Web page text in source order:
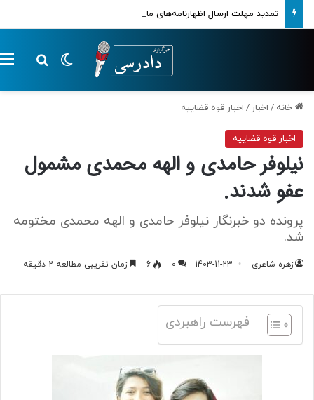
تمدید مهلت ارسال اظهارنامه‌های مالیاتی تا پایان تابستان 1405
تغییر پوسته
خانه / اخبار / اخبار قوه قضاییه
اخبار قوه قضاییه
نیلوفر حامدی و الهه محمدی مشمول
عفو شدند.
پرونده دو خبرنگار نیلوفر حامدی و الهه محمدی مختومه
شد.
زهره شاعری 1403-11-23
0
6 زمان تقریبی مطالعه 2 دقیقه
فهرست راهبردی